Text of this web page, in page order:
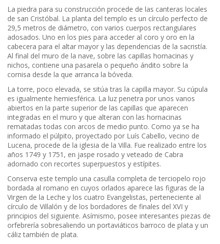
La piedra para su construcción procede de las canteras locales
de san Cristóbal. La planta del templo es un círculo perfecto de
29,5 metros de diámetro, con varios cuerpos rectangulares
adosados. Uno en los pies para acceder al coro y oro en la
cabecera para el altar mayor y las dependencias de la sacristía.
Al final del muro de la nave, sobre las capillas hornacinas y
nichos, contiene una pasarela o pequeño ándito sobre la
cornisa desde la que arranca la bóveda.
La torre, poco elevada, se sitúa tras la capilla mayor. Su cúpula
es igualmente hemiesférica. La luz penetra por unos vanos
abiertos en la parte superior de las capillas que aparecen
integradas en el muro y que alteran con las hornacinas
rematadas todas con arcos de medio punto. Como ya se ha
informado el púlpito, proyectado por Luís Cabello, vecino de
Lucena, procede de la iglesia de la Villa. Fue realizado entre los
años 1749 y 1751, en jaspe rosado y veteado de Cabra
adornado con recortes superpuestos y estípites.
Conserva este templo una casulla completa de terciopelo rojo
bordada al romano en cuyos orlados aparece las figuras de la
Virgen de la Leche y los cuatro Evangelistas, perteneciente al
círculo de Villalón y de los bordadores de finales del XVI y
principios del siguiente. Asímismo, posee interesantes piezas de
orfebrería sobresaliendo un portaviáticos barroco de plata y un
cáliz también de plata.